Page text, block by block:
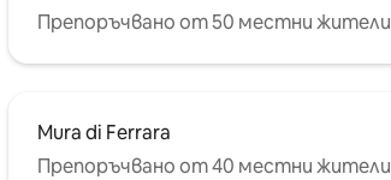
Препоръчвано от 50 местни жители
Mura di Ferrara
Препоръчвано от 40 местни жители